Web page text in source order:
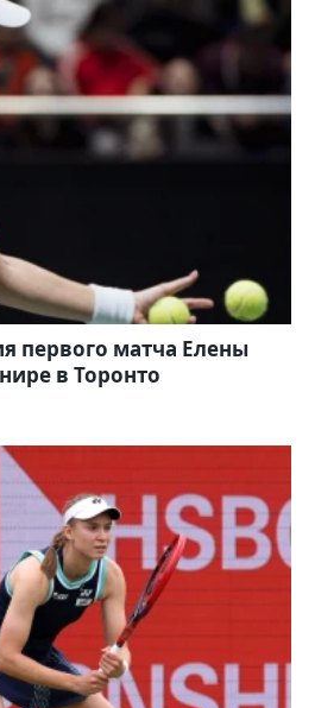
первого матча Елены
в Торонто